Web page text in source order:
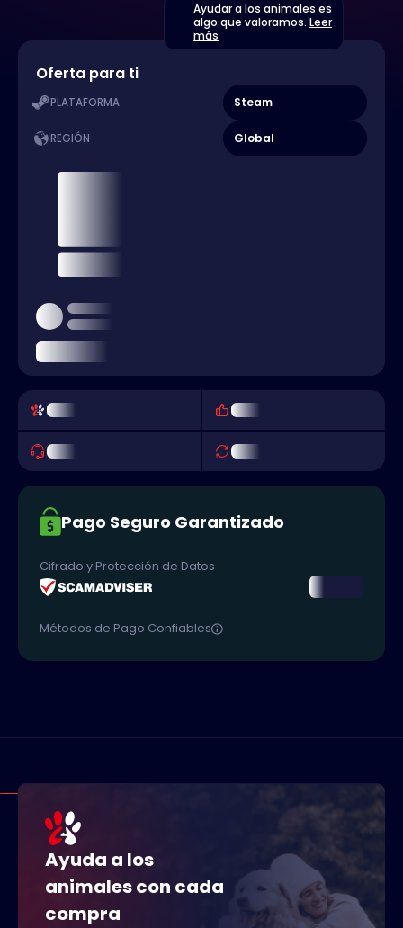
Ayudar a los animales es
algo que valoramos. Leer
más
Oferta para ti
PLATAFORMA Steam
REGIÓN Global
Pago Seguro Garantizado
Cifrado y Protección de Datos
Métodos de Pago Confiables
Ayuda a los
animales con cada
compra